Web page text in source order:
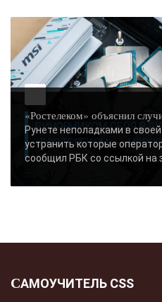
-- Люблю давать советы и
ВИНОВНИКОМ СБОЯ В
«РОСТЕЛЕКОМ» -
«Ростелеком» объяснил
Рунете неполадками в
устранить которые
сообщил РБК со ссылкой на
САМОУЧИТЕЛЬ CSS